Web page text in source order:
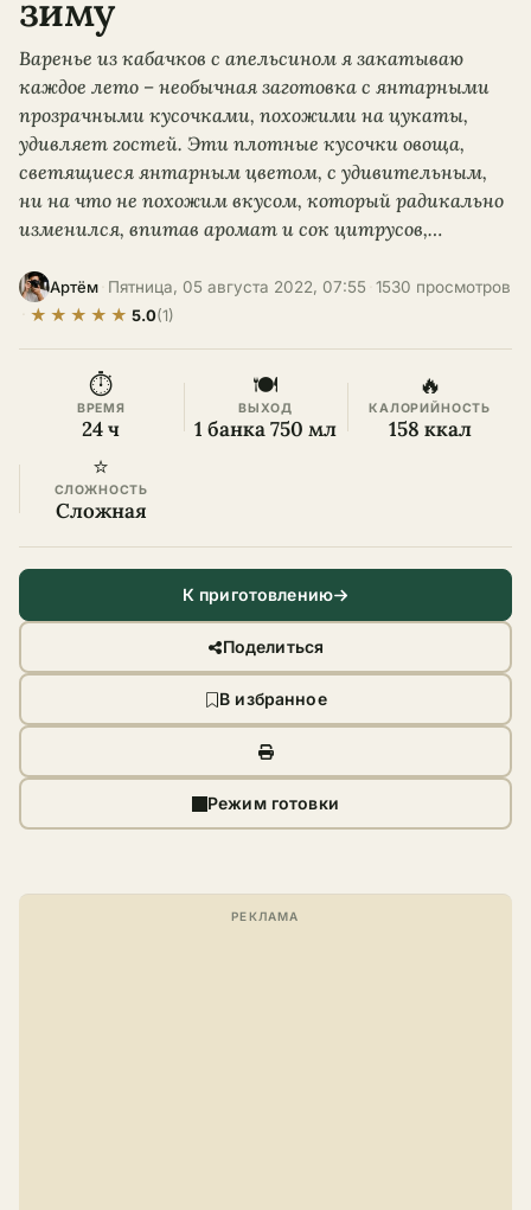
зиму
Варенье из кабачков с апельсином я закатываю
каждое лето – необычная заготовка с янтарными
прозрачными кусочками, похожими на цукаты,
удивляет гостей. Эти плотные кусочки овоща,
светящиеся янтарным цветом, с удивительным,
ни на что не похожим вкусом, который радикально
изменился, впитав аромат и сок цитрусов,…
Артём Пятница, 05 августа 2022, 07:55 1530 просмотров
★ ★ ★ ★ ★ 5.0(1)
⏱
ВРЕМЯ
24 ч
🍽
ВЫХОД
1 банка 750 мл
🔥
КАЛОРИЙНОСТЬ
158 ккал
⭐
СЛОЖНОСТЬ
Сложная
К приготовлению
Поделиться
В избранное
Режим готовки